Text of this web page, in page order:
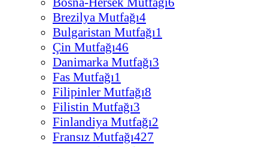
Brezilya Mutfağı4
Bulgaristan Mutfağı1
Çin Mutfağı46
Danimarka Mutfağı3
Fas Mutfağı1
Filipinler Mutfağı8
Filistin Mutfağı3
Finlandiya Mutfağı2
Fransız Mutfağı427